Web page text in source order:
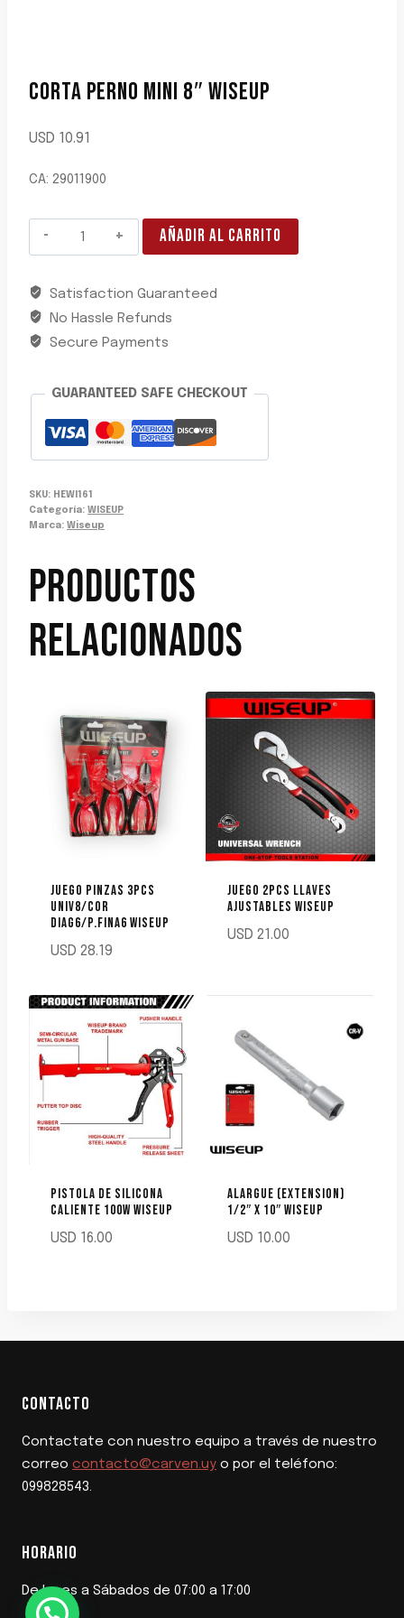
CORTA PERNO MINI 8″ WISEUP
USD 10.91
CA: 29011900
CORTA
PERNO
8"
WISEUP
cantidad
AÑADIR AL CARRITO
Satisfaction Guaranteed
No Hassle Refunds
Secure Payments
GUARANTEED SAFE CHECKOUT
SKU: HEWI161
Categoría: WISEUP
Marca: Wiseup
PRODUCTOS
RELACIONADOS
JUEGO PINZAS 3PCS
UNIV8/COR
DIAG6/P.FINA6 WISEUP
USD 28.19
JUEGO 2PCS LLAVES
AJUSTABLES WISEUP
USD 21.00
PISTOLA DE SILICONA
CALIENTE 100W WISEUP
USD 16.00
ALARGUE (EXTENSION)
1/2″ X 10″ WISEUP
USD 10.00
CONTACTO
Contactate con nuestro equipo a través de nuestro
correo contacto@carven.uy o por el teléfono:
099828543.
HORARIO
De lunes a Sábados de 07:00 a 17:00